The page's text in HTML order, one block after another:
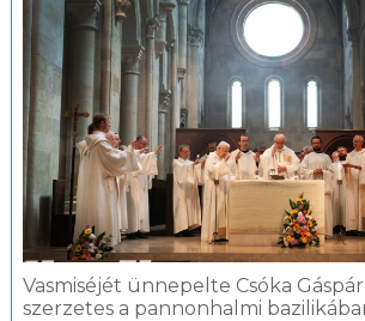
Vasmiséjét ünnepelte Csóka
szerzetes a pannonhalmi